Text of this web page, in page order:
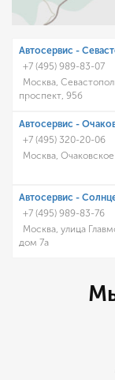
Автосервис -
+7 (495) 989-83-07
Москва,
проспект, 95б
Автосервис -
+7 (495) 320-20-06
Москва,
Автосервис -
+7 (495) 989-83-76
Москва, улица
дом 7а